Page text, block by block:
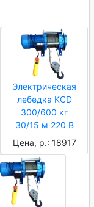
Электрическая
лебедка KCD
300/600 кг
30/15 м 220 В
Цена, р.: 18917